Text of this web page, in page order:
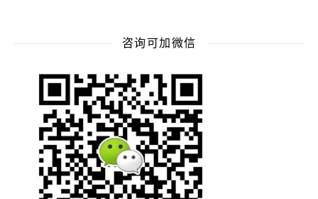
咨询可加微信